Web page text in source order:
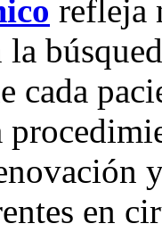
refleja
cada
en